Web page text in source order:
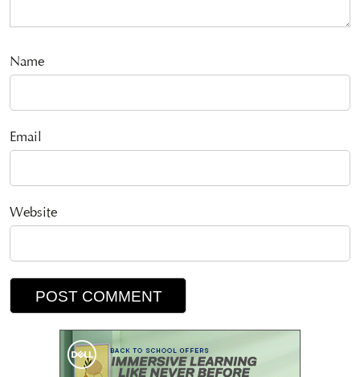
Name
Email
Website